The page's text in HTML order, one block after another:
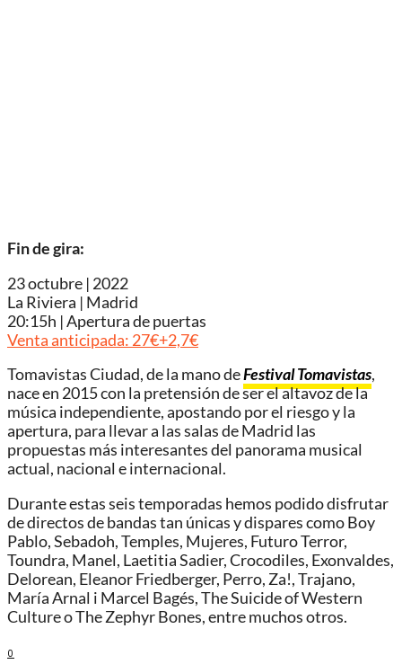
Fin de gira:
23 octubre | 2022
La Riviera | Madrid
20:15h | Apertura de puertas
Venta anticipada: 27€+2,7€
Tomavistas Ciudad, de la mano deFestival Tomavistas,
nace en 2015 con la pretensión de ser el altavoz de la
música independiente, apostando por el riesgo y la
apertura, para llevar a las salas de Madrid las
propuestas más interesantes del panorama musical
actual, nacional e internacional.
Durante estas seis temporadas hemos podido disfrutar
de directos de bandas tan únicas y dispares como Boy
Pablo, Sebadoh, Temples, Mujeres, Futuro Terror,
Toundra, Manel, Laetitia Sadier, Crocodiles, Exonvaldes,
Delorean, Eleanor Friedberger, Perro, Za!, Trajano,
María Arnal i Marcel Bagés, The Suicide of Western
Culture o The Zephyr Bones, entre muchos otros.
0